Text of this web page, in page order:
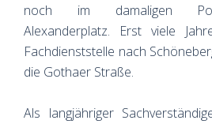
noch im damaligen
Alexanderplatz. Erst viele
Fachdienststelle nach
die Gothaer Straße.
Als langjähriger